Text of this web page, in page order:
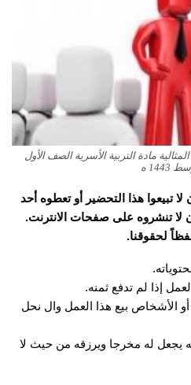
مادة التربية الأسرية الصف الأول
ه
تبيعوا هذا التحضير أو تعطوه أحد
لا تنشروه على صفحات الانترنت.
لحقوقنا.
إذا لم تدفع ثمنه.
أو الأشخاص بيع هذا العمل وال نحل
يجعل له مخرجا ويرزقه من حيث لا